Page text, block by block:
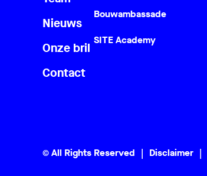
Nieuws
Onze bril
Contact
Bouwambassade
SITE Academy
© All Rights Reserved Disclaimer